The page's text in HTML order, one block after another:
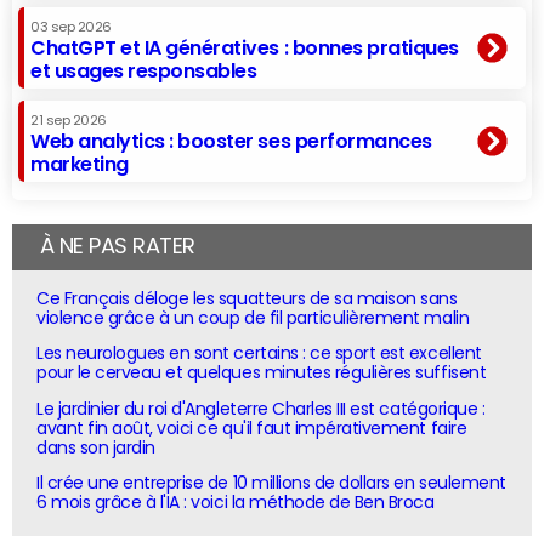
03 sep 2026
ChatGPT et IA génératives : bonnes pratiques
et usages responsables
21 sep 2026
Web analytics : booster ses performances
marketing
À NE PAS RATER
Ce Français déloge les squatteurs de sa maison sans
violence grâce à un coup de fil particulièrement malin
Les neurologues en sont certains : ce sport est excellent
pour le cerveau et quelques minutes régulières suffisent
Le jardinier du roi d'Angleterre Charles III est catégorique :
avant fin août, voici ce qu'il faut impérativement faire
dans son jardin
Il crée une entreprise de 10 millions de dollars en seulement
6 mois grâce à l'IA : voici la méthode de Ben Broca